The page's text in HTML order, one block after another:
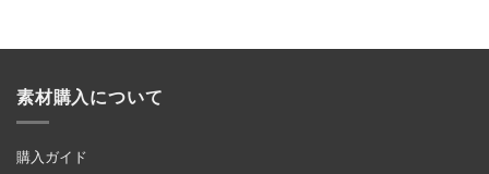
素材購入について
購入ガイド